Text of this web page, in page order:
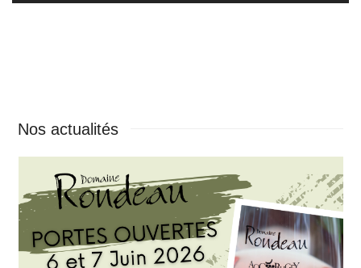
Nos actualités